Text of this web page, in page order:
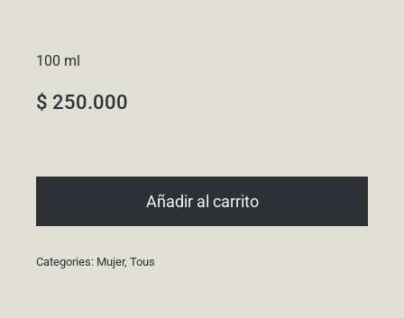
100 ml
$ 250.000
Añadir al carrito
Categories: Mujer,Tous